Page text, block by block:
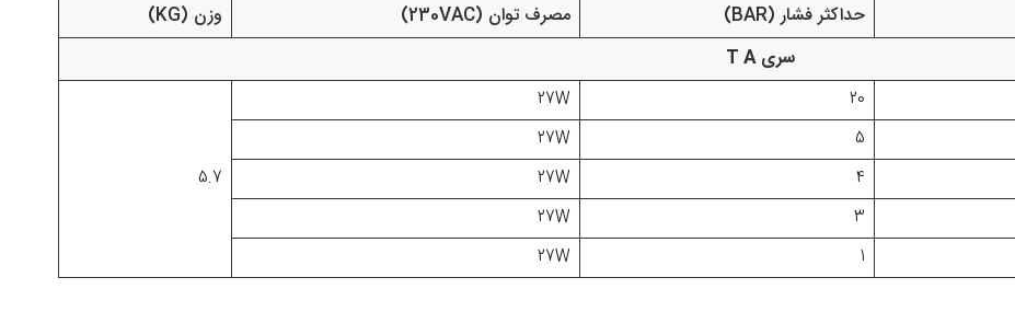
حداکثر فشار (BAR) مصرف توان (230VAC)
وزن (KG)
سری T A
20
27W
5.7
5
27W
4
27W
3
27W
1
27W